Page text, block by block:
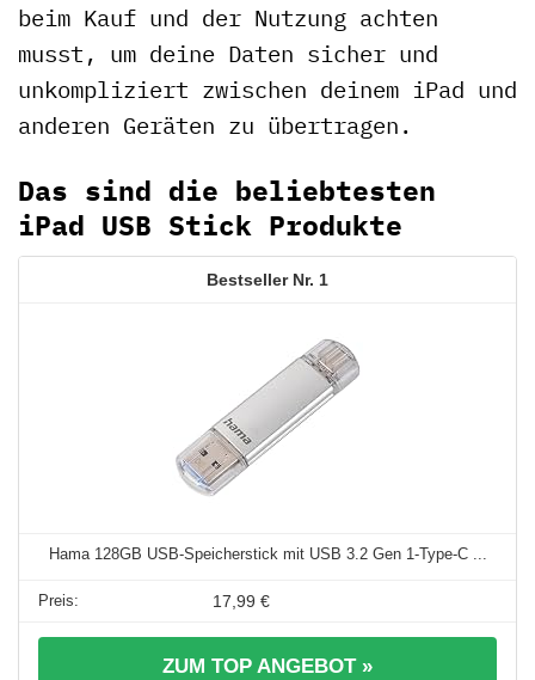
beim Kauf und der Nutzung achten
musst, um deine Daten sicher und
unkompliziert zwischen deinem iPad und
anderen Geräten zu übertragen.
Das sind die beliebtesten
iPad USB Stick Produkte
1
Hama 128GB USB-Speicherstick mit USB 3.2 Gen 1-Type-C ...
17,99 €
ZUM TOP ANGEBOT »